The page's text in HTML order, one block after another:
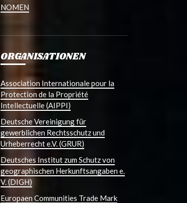
NOMEN
ORGANISATIONEN
Association Internationale pour la
Protection de la Propriété
Intellectuelle (AIPPI)
Deutsche Vereinigung für
gewerblichen Rechtsschutz und
Urheberrecht e.V. (GRUR)
Deutsches Institut zum Schutz von
geographischen Herkunftsangaben e.
V. (DIGH)
Europaen Communities Trade Mark